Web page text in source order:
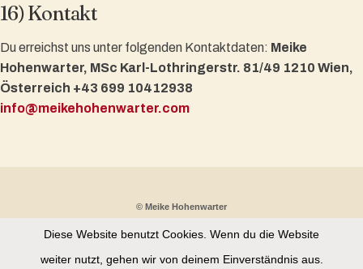
16) Kontakt
Du erreichst uns unter folgenden Kontaktdaten: Meike
Hohenwarter, MSc Karl-Lothringerstr. 81/49 1210 Wien,
Österreich +43 699 10412938
info@meikehohenwarter.com
© Meike Hohenwarter
Partnerprogramm Kontakt Datenschutz
Impressum
Diese Website benutzt Cookies. Wenn du die Website
weiter nutzt, gehen wir von deinem Einverständnis aus.